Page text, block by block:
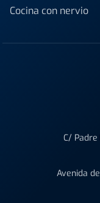
Cocina con nervio
C/
Avenida